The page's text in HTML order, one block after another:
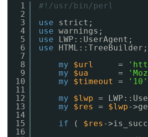
1
2
3
4
5
6
7
8
9
10
11
12
13
14
15
16
#!/usr/bin/perl
use
strict;
use warnings;
use
LWP::UserAgent;
use
HTML::TreeBuilder;
my
$url =
my
$ua =
my
$timeout = '10'
my
$lwp =
my
$res = $lwp-
if
( $res -